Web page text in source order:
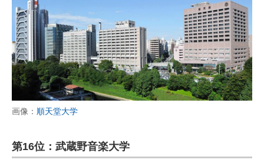
画像： 順天堂大学
第16位：武蔵野音楽大学